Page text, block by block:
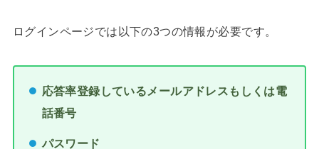
ログインページでは以下の3つの情報が必要です。
応答率登録しているメールアドレスもしくは電
話番号
パスワード